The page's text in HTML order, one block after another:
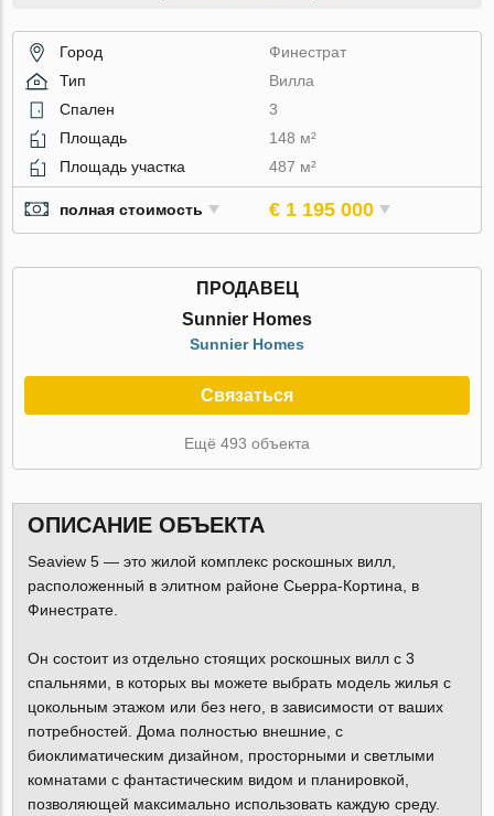
Город
Финестрат
Тип
Вилла
Спален
3
Площадь
148 м²
Площадь участка
487 м²
полная стоимость € 1 195 000
ПРОДАВЕЦ
Sunnier Homes
Sunnier Homes
Связаться
Ещё 493 объекта
ОПИСАНИЕ ОБЪЕКТА
Seaview 5 — это жилой комплекс роскошных вилл,
расположенный в элитном районе Сьерра-Кортина, в
Финестрате.
Он состоит из отдельно стоящих роскошных вилл с 3
спальнями, в которых вы можете выбрать модель жилья с
цокольным этажом или без него, в зависимости от ваших
потребностей. Дома полностью внешние, с
биоклиматическим дизайном, просторными и светлыми
комнатами с фантастическим видом и планировкой,
позволяющей максимально использовать каждую среду.